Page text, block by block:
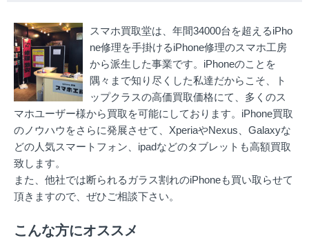
スマホ買取堂は、年間34000台を超えるiPho
ne修理を手掛けるiPhone修理のスマホ工房
から派生した事業です。iPhoneのことを
隅々まで知り尽くした私達だからこそ、ト
ップクラスの高価買取価格にて、多くのス
マホユーザー様から買取を可能にしております。iPhone買取
のノウハウをさらに発展させて、XperiaやNexus、Galaxyな
どの人気スマートフォン、ipadなどのタブレットも高額買取
致します。
また、他社では断られるガラス割れのiPhoneも買い取らせて
頂きますので、ぜひご相談下さい。
こんな方にオススメ